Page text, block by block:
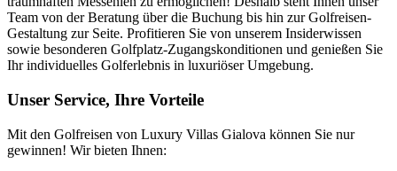
Team von der Beratung über die Buchung bis hin zur Golfreisen-
Gestaltung zur Seite. Profitieren Sie von unserem Insiderwissen
sowie besonderen Golfplatz-Zugangskonditionen und genießen Sie
Ihr individuelles Golferlebnis in luxuriöser Umgebung.
Unser Service, Ihre Vorteile
Mit den Golfreisen von Luxury Villas Gialova können Sie nur
gewinnen! Wir bieten Ihnen: